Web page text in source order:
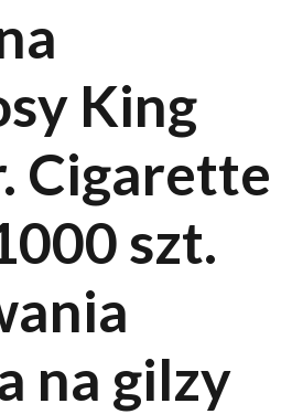
King
Cigarette
szt.
na gilzy